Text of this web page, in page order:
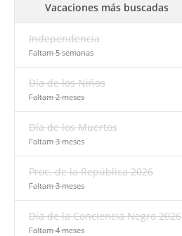
Vacaciones más buscadas
Independencia
Faltam 5 semanas
Día de los Niños
Faltam 2 meses
Día de los Muertos
Faltam 3 meses
Proc. de la República 2026
Faltam 3 meses
Día de la Conciencia Negro 2026
Faltam 4 meses